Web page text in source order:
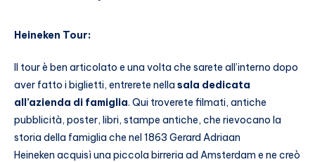
Heineken Tour:
Il tour è ben articolato e una volta che sarete all’interno dopo
aver fatto i biglietti, entrerete nella sala dedicata
all’azienda di famiglia. Qui troverete filmati, antiche
pubblicità, poster, libri, stampe antiche, che rievocano la
storia della famiglia che nel 1863 Gerard Adriaan
Heineken acquisì una piccola birreria ad Amsterdam e ne creò